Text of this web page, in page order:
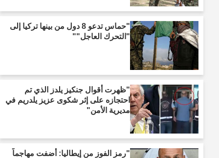
"حماس تدعو 8 دول من بينها تركيا إلى
"التحرك العاجل""
"ظهرت أقوال جنكيز يلدز الذي تم
احتجازه على إثر شكوى عزيز يلدريم في
مديرية الأمن"
"رمز الفوز من إيطاليا: أضفت مهاجماً